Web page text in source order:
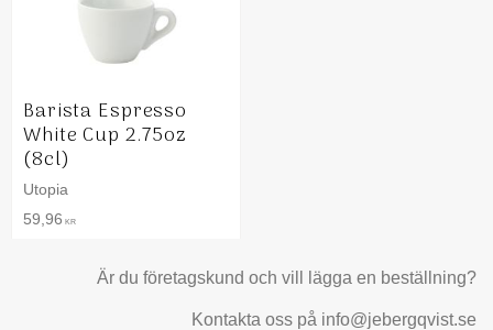
Barista Espresso
White Cup 2.75oz
(8cl)
Utopia
59,96 KR
Är du företagskund och vill lägga en beställning?
Kontakta oss på info@jebergqvist.se